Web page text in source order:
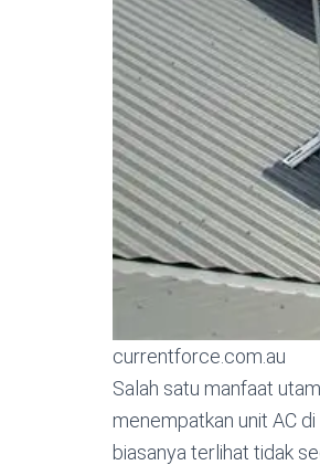
currentforce.com.au
Salah satu manfaat
menempatkan unit AC
biasanya terlihat tidak